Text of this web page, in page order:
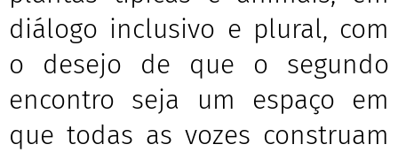
diálogo inclusivo e plural, com
o desejo de que o segundo
encontro seja um espaço em
que todas as vozes construam